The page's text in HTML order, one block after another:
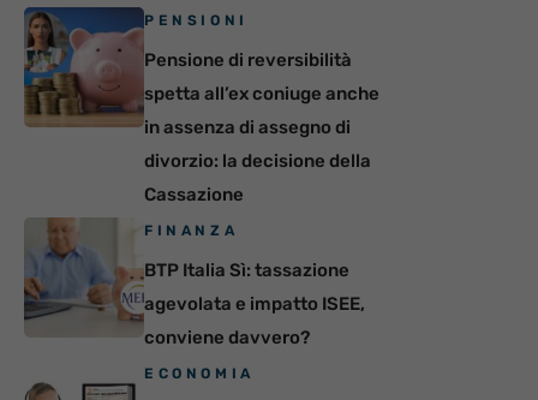
PENSIONI
Pensione di reversibilità
spetta all’ex coniuge anche
in assenza di assegno di
divorzio: la decisione della
Cassazione
FINANZA
BTP Italia Sì: tassazione
agevolata e impatto ISEE,
conviene davvero?
ECONOMIA